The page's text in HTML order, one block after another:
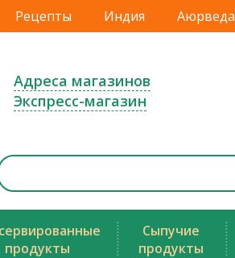
Рецепты Индия Аюрведа
Адреса магазинов
Экспресс-магазин
продукты
Сыпучие
продукты